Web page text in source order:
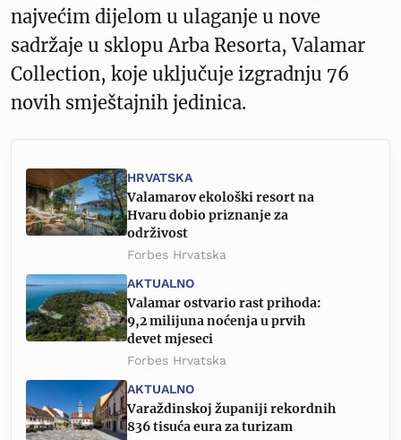
najvećim dijelom u ulaganje u nove
sadržaje u sklopu Arba Resorta, Valamar
Collection, koje uključuje izgradnju 76
novih smještajnih jedinica.
HRVATSKA
Valamarov ekološki resort na
Hvaru dobio priznanje za
održivost
Forbes Hrvatska
AKTUALNO
Valamar ostvario rast prihoda:
9,2 milijuna noćenja u prvih
devet mjeseci
Forbes Hrvatska
AKTUALNO
Varaždinskoj županiji rekordnih
836 tisuća eura za turizam